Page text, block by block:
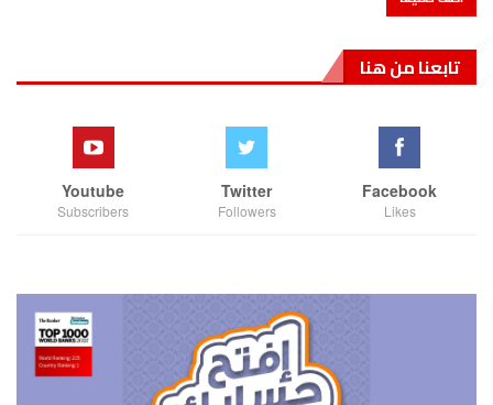
تابعنا من هنا
Facebook
Likes
Twitter
Followers
Youtube
Subscribers